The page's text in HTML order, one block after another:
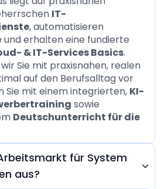
IT-
, automatisieren
und erhalten eine fundierte
& IT-Services Basics.
Sie mit praxisnahen, realen
auf den Berufsalltag vor
Sie mit einem integrierten, KI-
sowie
Deutschunterricht für die
für System
aus?
